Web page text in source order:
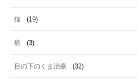
猫 (19)
癌 (3)
目の下のくま治療 (32)